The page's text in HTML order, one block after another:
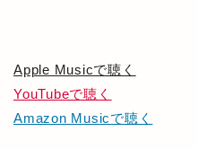
Apple Musicで聴く
YouTubeで聴く
Amazon Musicで聴く